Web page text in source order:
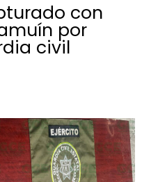
con
por
civil